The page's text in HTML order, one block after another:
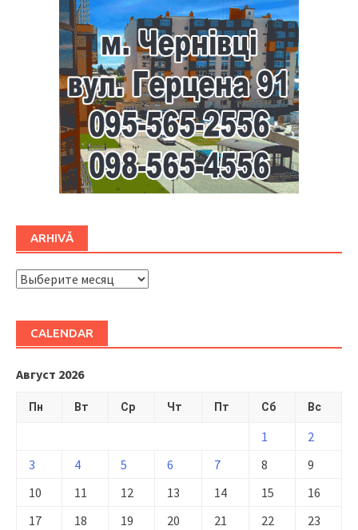
ARHIVĂ
ARHIVĂ
CALENDAR
Август 2026
Пн Вт Ср Чт Пт Сб Вс
1
2
3
4 5 6 7 8
9
10
11 12 13 14 15
16
17
18 19 20 21 22
23